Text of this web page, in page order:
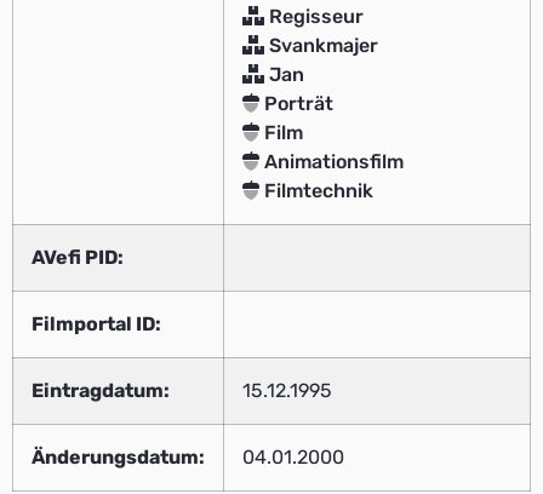
Regisseur
Svankmajer
Jan
Porträt
Film
Animationsfilm
Filmtechnik
AVefi PID:
Filmportal ID:
Eintragdatum: 15.12.1995
Änderungsdatum: 04.01.2000